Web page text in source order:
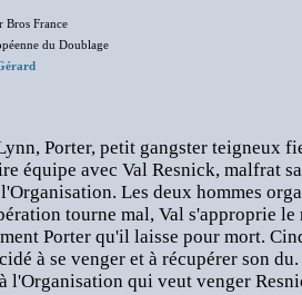
Bros France
du Doublage
Porter, petit gangster teigneux
équipe avec Val Resnick, malfrat
Les deux hommes
tourne mal, Val s'approprie
Porter qu'il laisse pour mort.
à se venger et à récupérer son
l'Organisation qui veut venger